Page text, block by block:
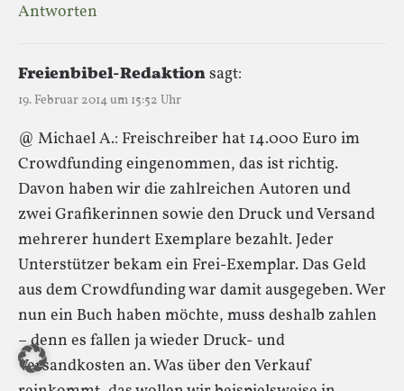
Antworten
Freienbibel-Redaktionsagt:
19. Februar 2014 um 15:52 Uhr
@ Michael A.: Freischreiber hat 14.000 Euro im
Crowdfunding eingenommen, das ist richtig.
Davon haben wir die zahlreichen Autoren und
zwei Grafikerinnen sowie den Druck und Versand
mehrerer hundert Exemplare bezahlt. Jeder
Unterstützer bekam ein Frei-Exemplar. Das Geld
aus dem Crowdfunding war damit ausgegeben. Wer
nun ein Buch haben möchte, muss deshalb zahlen
– denn es fallen ja wieder Druck- und
Versandkosten an. Was über den Verkauf